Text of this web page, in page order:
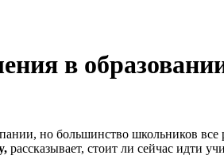
в
но большинство школьников все
рассказывает, стоит ли сейчас идти